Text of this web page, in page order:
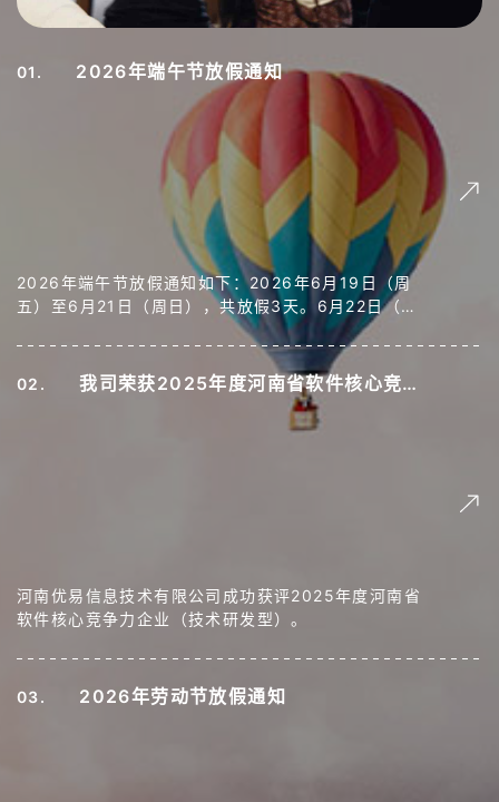
01. 2026年端午节放假通知
2026年端午节放假通知如下：2026年6月19日（周
五）至6月21日（周日），共放假3天。6月22日（周
02.
我司荣获2025年度河南省软件核心竞争
河南优易信息技术有限公司成功获评2025年度河南省
软件核心竞争力企业（技术研发型）。
03. 2026年劳动节放假通知